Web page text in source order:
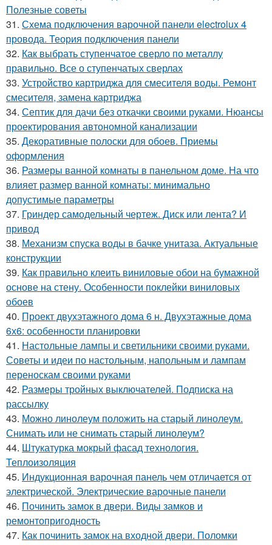
Полезные советы
31. Схема подключения варочной панели electrolux 4
провода. Теория подключения панели
32. Как выбрать ступенчатое сверло по металлу
правильно. Все о ступенчатых сверлах
33. Устройство картриджа для смесителя воды. Ремонт
смесителя, замена картриджа
34. Септик для дачи без откачки своими руками. Нюансы
проектирования автономной канализации
35. Декоративные полоски для обоев. Приемы
оформления
36. Размеры ванной комнаты в панельном доме. На что
влияет размер ванной комнаты: минимально
допустимые параметры
37. Гриндер самодельный чертеж. Диск или лента? И
привод
38. Механизм спуска воды в бачке унитаза. Актуальные
конструкции
39. Как правильно клеить виниловые обои на бумажной
основе на стену. Особенности поклейки виниловых
обоев
40. Проект двухэтажного дома 6 н. Двухэтажные дома
6х6: особенности планировки
41. Настольные лампы и светильники своими руками.
Советы и идеи по настольным, напольным и лампам
переноскам своими руками
42. Размеры тройных выключателей. Подписка на
рассылку
43. Можно линолеум положить на старый линолеум.
Снимать или не снимать старый линолеум?
44. Штукатурка мокрый фасад технология.
Теплоизоляция
45. Индукционная варочная панель чем отличается от
электрической. Электрические варочные панели
46. Починить замок в двери. Виды замков и
ремонтопригодность
47. Как починить замок на входной двери. Поломки